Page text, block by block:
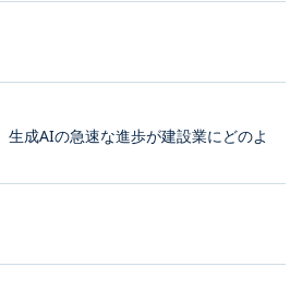
生成AIの急速な進歩が建設業にどのよ